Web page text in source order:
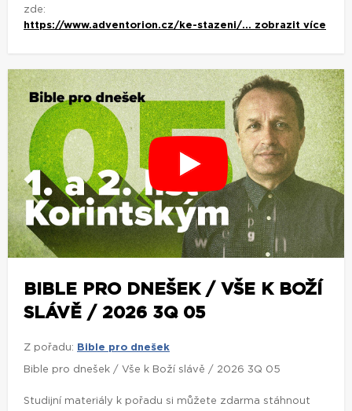
zde:
https://www.adventorion.cz/ke-stazeni/... zobrazit více
BIBLE PRO DNEŠEK / VŠE K BOŽÍ
SLÁVĚ / 2026 3Q 05
Z pořadu: Bible pro dnešek
Bible pro dnešek / Vše k Boží slávě / 2026 3Q 05
Studijní materiály k pořadu si můžete zdarma stáhnout